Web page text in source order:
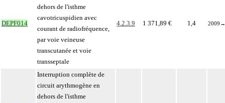
DEPF014
dehors de l'isthme
cavotricuspidien avec
courant de radiofréquence,
par voie veineuse
transcutanée et voie
transseptale
4.2.3.9 1 371,89 € 1,4 2009 →
Interruption complète de
circuit arythmogène en
dehors de l'isthme